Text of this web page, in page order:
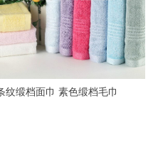
网格缎档面巾 断档面巾